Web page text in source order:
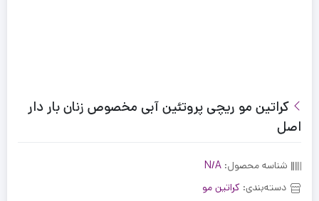
کراتین مو ریچی پروتئین آبی مخصوص زنان بار دار
اصل
شناسه محصول: N/A
دسته‌بندی: کراتین مو